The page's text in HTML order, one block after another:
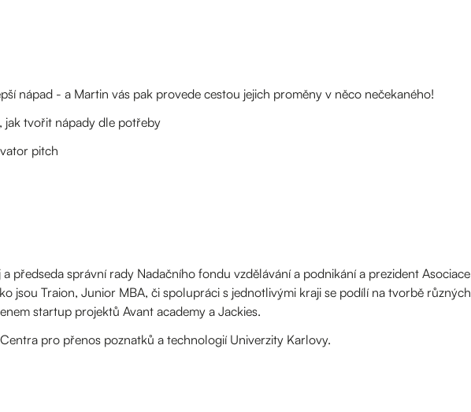
nápad - a Martin vás pak provede cestou jejich proměny v něco nečekaného!
jak tvořit nápady dle potřeby
pitch
předseda správní rady Nadačního fondu vzdělávání a podnikání a prezident Asociace
jsou Traion, Junior MBA, či spolupráci s jednotlivými kraji se podílí na tvorbě různých
startup projektů Avant academy a Jackies.
pro přenos poznatků a technologií Univerzity Karlovy.